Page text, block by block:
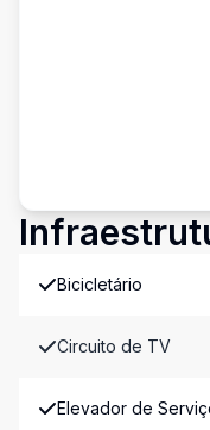
Bicicletário
Circuito de TV
Elevador de